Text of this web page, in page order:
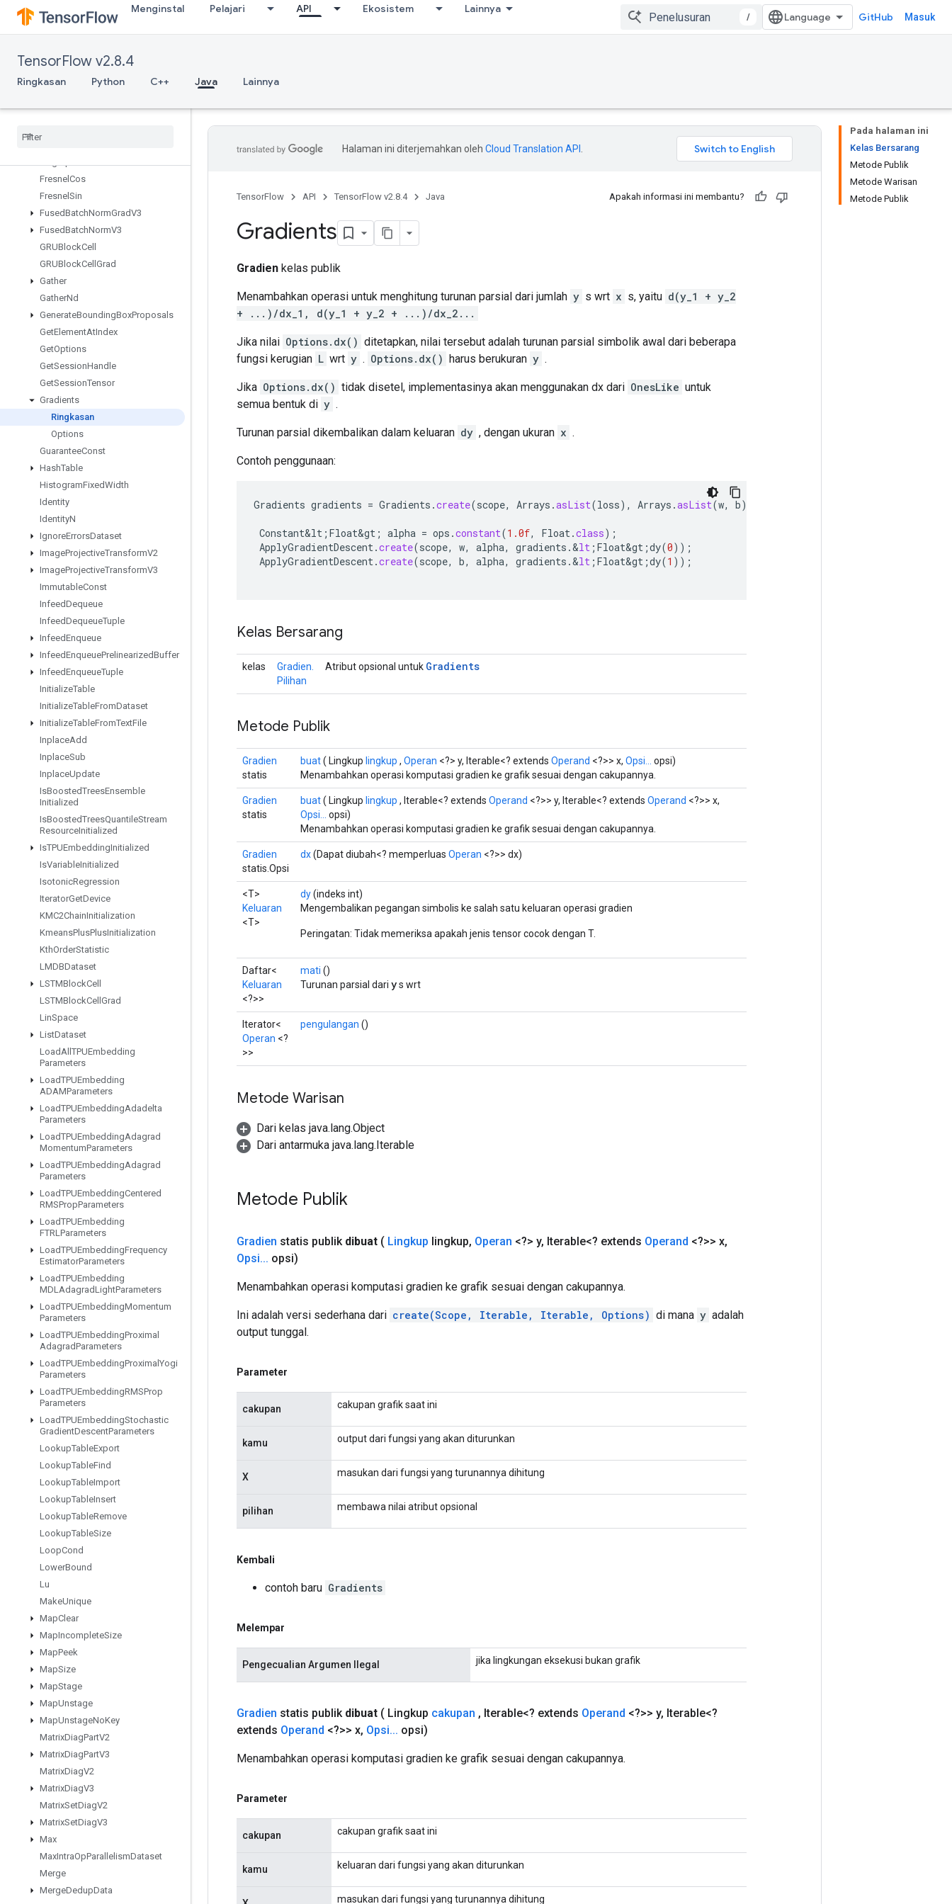
Menginstal Pelajari API Ekosistem Lainnya
/ GitHub Masuk
TensorFlow v2.8.4
Ringkasan Python C++ Java Lainnya
mary
ExperimentalUnbatchDataset
ExtractGlimpseV2
ExtractVolumePatches
Fill
Fresnel Cos
Fresnel Sin
FusedBatchNormGradV3
FusedBatchNormV3
GRUBlockCell
GRUBlockCell Grad
Gather
GatherNd
GenerateBoundingBoxProposals
GetElementAtIndex
GetOptions
GetSessionHandle
GetSessionTensor
Gradients
Ringkasan
Options
GuaranteeConst
HashTable
HistogramFixedWidth
Identity
IdentityN
IgnoreErrorsDataset
ImageProjectiveTransformV2
ImageProjectiveTransformV3
ImmutableConst
InfeedDequeue
InfeedDequeueTuple
InfeedEnqueue
InfeedEnqueuePrelinearizedBuffer
InfeedEnqueueTuple
InitializeTable
InitializeTableFromDataset
InitializeTableFromTextFile
InplaceAdd
InplaceSub
InplaceUpdate
IsBoostedTreesEnsemble
Initialized
IsBoostedTreesQuantileStream
ResourceInitialized
IsTPUEmbeddingInitialized
IsVariableInitialized
IsotonicRegression
IteratorGetDevice
KMC2ChainInitialization
KmeansPlusPlusInitialization
KthOrderStatistic
LMDBDataset
LSTMBlockCell
LSTMBlockCell Grad
LinSpace
ListDataset
LoadAll TPUEmbedding
Parameters
LoadTPUEmbedding
ADAMParameters
LoadTPUEmbeddingAdadelta
Parameters
LoadTPUEmbeddingAdagrad
MomentumParameters
LoadTPUEmbeddingAdagrad
Parameters
LoadTPUEmbeddingCentered
RMSPropParameters
LoadTPUEmbedding
FTRLParameters
LoadTPUEmbeddingFrequency
EstimatorParameters
LoadTPUEmbedding
MDLAdagradLightParameters
LoadTPUEmbeddingMomentum
Parameters
LoadTPUEmbeddingProximal
AdagradParameters
LoadTPUEmbeddingProximal Yogi
Parameters
LoadTPUEmbeddingRMSProp
Parameters
LoadTPUEmbeddingStochastic
GradientDescentParameters
LookupTableExport
LookupTableFind
LookupTableImport
LookupTableInsert
LookupTableRemove
LookupTableSize
LoopCond
LowerBound
Lu
MakeUnique
MapClear
MapIncompleteSize
MapPeek
MapSize
MapStage
MapUnstage
MapUnstageNoKey
MatrixDiagPartV2
MatrixDiagPartV3
MatrixDiagV2
MatrixDiagV3
MatrixSetDiagV2
MatrixSetDiagV3
Max
MaxIntraOpParallelismDataset
Merge
MergeDedupData
Pada halaman ini
Kelas Bersarang
Metode Publik
Metode Warisan
Metode Publik
Halaman ini diterjemahkan oleh Cloud Translation API
TensorFlow API TensorFlow v2.8.4 Java Apakah informasi ini membantu?
Gradients
Gradien kelas publik
Menambahkan operasi untuk menghitung turunan parsial dari jumlah y s wrt x s, yaitu d(y_1 + y_2
+ ...)/dx_1, d(y_1 + y_2 + ...)/dx_2...
Jika nilai Options.dx() ditetapkan, nilai tersebut adalah turunan parsial simbolik awal dari beberapa
fungsi kerugian L wrt y . Options.dx() harus berukuran y .
Jika Options.dx() tidak disetel, implementasinya akan menggunakan dx dari OnesLike untuk
semua bentuk di y .
Turunan parsial dikembalikan dalam keluaran dy , dengan ukuran x .
Contoh penggunaan:
Gradients gradients = Gradients .create(scope, Arrays .asList(loss), Arrays .asList(w, b));
Constant&lt ; Float&gt ; alpha = ops .constant(1.0f, Float.class);
ApplyGradientDescent.create(scope, w, alpha, gradients .&lt ; Float&gt ;dy(0));
ApplyGradientDescent.create(scope, b, alpha, gradients .&lt ; Float&gt ;dy(1 ));
Kelas Bersarang
kelas
Gradien.
Pilihan
Atribut opsional untuk Gradients
Metode Publik
Gradien
statis
buat( Lingkup lingkup , Operan <?> y, Iterable<? extends Operand <?>> x, Opsi...
opsi)
Menambahkan operasi komputasi gradien ke grafik sesuai dengan cakupannya.
Gradien
statis
buat( Lingkup lingkup , Iterable<? extends Operand <?>> y, Iterable<? extends Operand <?>> x,
Opsi...
opsi)
Menambahkan operasi komputasi gradien ke grafik sesuai dengan cakupannya.
Gradien
statis.Opsi
dx(Dapat diubah<? memperluas Operan <?>> dx)
<T>
Keluaran
<T>
dy(indeks int)
Mengembalikan pegangan simbolis ke salah satu keluaran operasi gradien
Peringatan: Tidak memeriksa apakah jenis tensor cocok dengan T.
Daftar<
Keluaran
<?>>
mati ()
Turunan parsial dari ys wrt
Iterator<
Operan <?
>>
pengulangan ()
Metode Warisan
Dari kelas java.lang.Object
Dari antarmuka java.lang.Iterable
Metode Publik
Gradien statis publik dibuat ( Lingkup lingkup, Operan <?> y, Iterable<? extends Operand <?>> x,
Opsi... opsi)
Menambahkan operasi komputasi gradien ke grafik sesuai dengan cakupannya.
Ini adalah versi sederhana dari create(Scope, Iterable, Iterable, Options) di mana y adalah
output tunggal.
Parameter
cakupan cakupan grafik saat ini
kamu output dari fungsi yang akan diturunkan
X masukan dari fungsi yang turunannya dihitung
pilihan membawa nilai atribut opsional
Kembali
contoh baru Gradients
Melempar
Pengecualian Argumen Ilegal jika lingkungan eksekusi bukan grafik
Gradien statis publik dibuat ( Lingkup cakupan , Iterable<? extends Operand <?>> y, Iterable<?
extends Operand <?>> x, Opsi... opsi)
Menambahkan operasi komputasi gradien ke grafik sesuai dengan cakupannya.
Parameter
cakupan cakupan grafik saat ini
kamu keluaran dari fungsi yang akan diturunkan
masukan dari fungsi yang turunannya dihitung